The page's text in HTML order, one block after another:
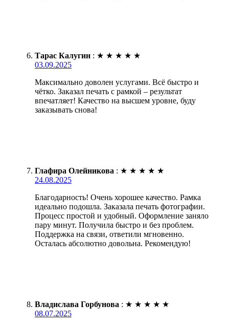
Тарас Калугин : ★ ★ ★ ★ ★
03.09.2025
Максимально доволен услугами. Всё быстро и
чётко. Заказал печать с рамкой – результат
впечатляет! Качество на высшем уровне, буду
заказывать снова!
Глафира Олейникова : ★ ★ ★ ★ ★
24.08.2025
Благодарность! Очень хорошее качество. Рамка
идеально подошла. Заказала печать фотографии.
Процесс простой и удобный. Оформление заняло
пару минут. Получила быстро и без проблем.
Поддержка на связи, ответили мгновенно.
Осталась абсолютно довольна. Рекомендую!
Владислава Горбунова : ★ ★ ★ ★ ★
08.07.2025